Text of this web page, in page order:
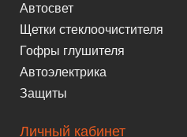
Автосвет
Щетки стеклоочистителя
Гофры глушителя
Автоэлектрика
Защиты
Личный кабинет